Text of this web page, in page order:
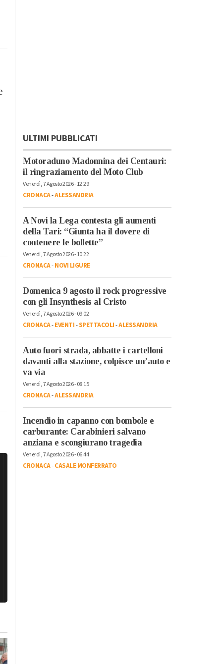
ULTIMI PUBBLICATI
Motoraduno Madonnina dei Centauri:
il ringraziamento del Moto Club
Venerdì, 7 Agosto 2026 - 12:29
CRONACA-ALESSANDRIA
A Novi la Lega contesta gli aumenti
della Tari: “Giunta ha il dovere di
contenere le bollette”
Venerdì, 7 Agosto 2026 - 10:22
CRONACA-NOVI LIGURE
Domenica 9 agosto il rock progressive
con gli Insynthesis al Cristo
Venerdì, 7 Agosto 2026 - 09:02
CRONACA-EVENTI-SPETTACOLI-ALESSANDRIA
Auto fuori strada, abbatte i cartelloni
davanti alla stazione, colpisce un’auto e
va via
Venerdì, 7 Agosto 2026 - 08:15
CRONACA-ALESSANDRIA
Incendio in capanno con bombole e
carburante: Carabinieri salvano
anziana e scongiurano tragedia
Venerdì, 7 Agosto 2026 - 06:44
CRONACA-CASALE MONFERRATO